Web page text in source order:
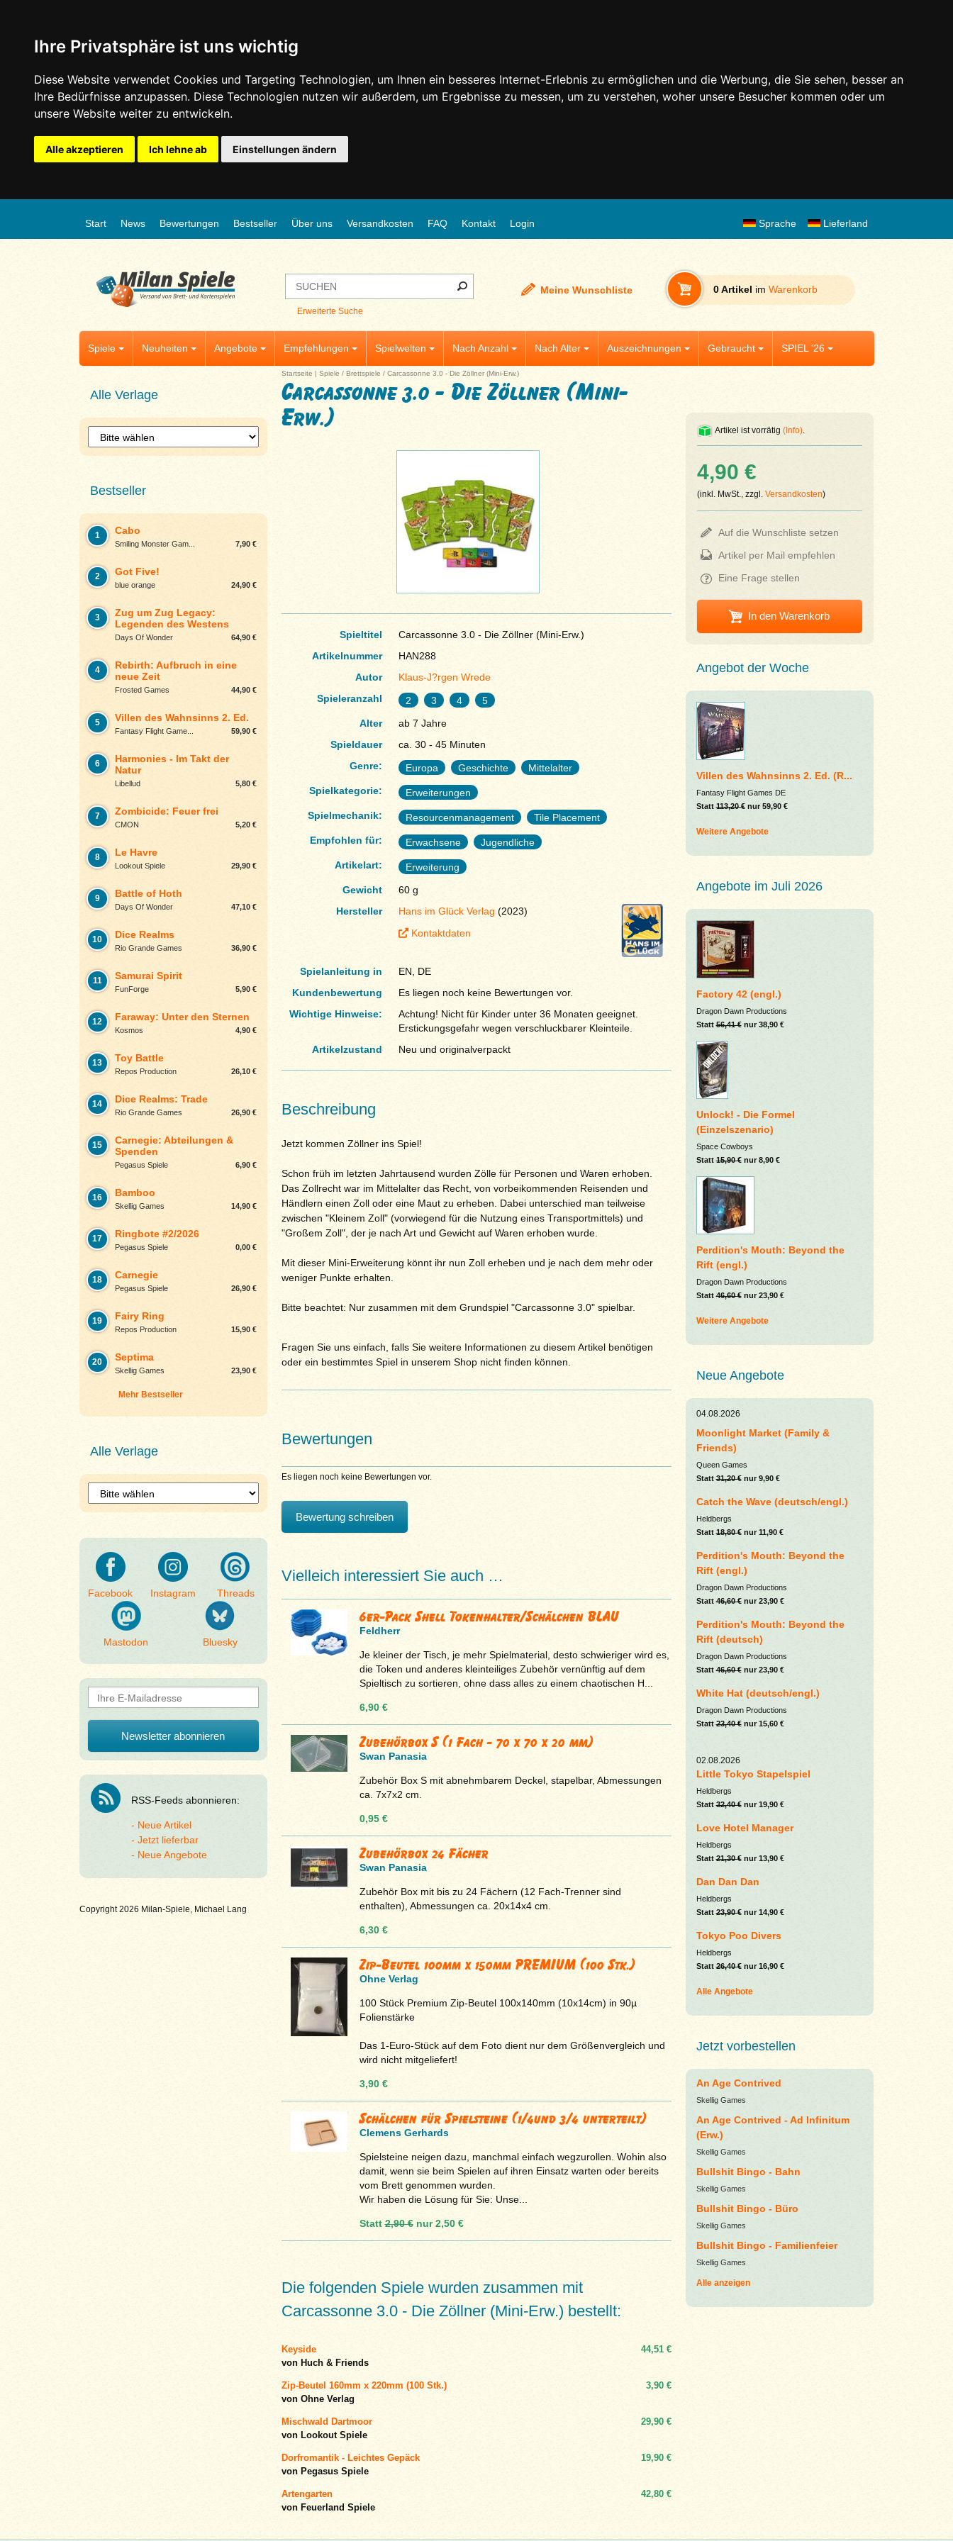
Ihre Privatsphäre ist uns wichtig
Diese Website verwendet Cookies und Targeting Technologien, um Ihnen ein besseres Internet-Erlebnis zu ermöglichen und die Werbung, die Sie sehen, besser an
Ihre Bedürfnisse anzupassen. Diese Technologien nutzen wir außerdem, um Ergebnisse zu messen, um zu verstehen, woher unsere Besucher kommen oder um
unsere Website weiter zu entwickeln.
Alle akzeptieren Ich lehne ab Einstellungen ändern
Start News Bewertungen Bestseller Über uns Versandkosten FAQ Kontakt Login Lieferland
Sprache
Erweiterte Suche
Meine Wunschliste 0 Artikel im Warenkorb
Spiele Neuheiten Angebote Empfehlungen Spielwelten Nach Anzahl Nach Alter Auszeichnungen Gebraucht SPIEL '26
Alle Verlage
Bestseller
1 Cabo
Smiling Monster Gam... 7,90 €
2 Got Five!
blue orange 24,90 €
3
Zug um Zug Legacy:
Legenden des Westens
Days Of Wonder 64,90 €
4
Rebirth: Aufbruch in eine
neue Zeit
Frosted Games 44,90 €
5 Villen des Wahnsinns 2. Ed.
Fantasy Flight Game... 59,90 €
6
Harmonies - Im Takt der
Natur
Libellud 5,80 €
7 Zombicide: Feuer frei
CMON 5,20 €
8 Le Havre
Lookout Spiele 29,90 €
9 Battle of Hoth
Days Of Wonder 47,10 €
10 Dice Realms
Rio Grande Games 36,90 €
11 Samurai Spirit
FunForge 5,90 €
12 Faraway: Unter den Sternen
Kosmos 4,90 €
13 Toy Battle
Repos Production 26,10 €
14 Dice Realms: Trade
Rio Grande Games 26,90 €
15
Carnegie: Abteilungen &
Spenden
Pegasus Spiele 6,90 €
16 Bamboo
Skellig Games 14,90 €
17 Ringbote #2/2026
Pegasus Spiele 0,00 €
18 Carnegie
Pegasus Spiele 26,90 €
19 Fairy Ring
Repos Production 15,90 €
20 Septima
Skellig Games 23,90 €
Mehr Bestseller
Alle Verlage
Facebook Instagram Threads
Mastodon Bluesky
RSS-Feeds abonnieren:
Neue Artikel
Jetzt lieferbar
Neue Angebote
Copyright 2026 Milan-Spiele, Michael Lang
Startseite | Spiele / Brettspiele / Carcassonne 3.0 - Die Zöllner (Mini-Erw.)
Carcassonne 3.0 - Die Zöllner (Mini-
Erw.)
Spieltitel
Carcassonne 3.0 - Die Zöllner (Mini-Erw.)
Artikelnummer
HAN288
Autor
Klaus-J?rgen Wrede
Spieleranzahl
2 3 4
5
Alter
ab 7 Jahre
Spieldauer
ca. 30 - 45 Minuten
Genre:
Europa Geschichte
Mittelalter
Spielkategorie:
Erweiterungen
Spielmechanik:
Resourcenmanagement
Tile Placement
Empfohlen für:
Erwachsene
Jugendliche
Artikelart:
Erweiterung
Gewicht
60 g
Hersteller
Hans im Glück Verlag (2023)
Kontaktdaten
Spielanleitung in
EN, DE
Kundenbewertung
Es liegen noch keine Bewertungen vor.
Wichtige Hinweise:
Achtung! Nicht für Kinder unter 36 Monaten geeignet.
Erstickungsgefahr wegen verschluckbarer Kleinteile.
Artikelzustand
Neu und originalverpackt
Beschreibung
Jetzt kommen Zöllner ins Spiel!
Schon früh im letzten Jahrtausend wurden Zölle für Personen und Waren erhoben.
Das Zollrecht war im Mittelalter das Recht, von vorbeikommenden Reisenden und
Händlern einen Zoll oder eine Maut zu erheben. Dabei unterschied man teilweise
zwischen "Kleinem Zoll" (vorwiegend für die Nutzung eines Transportmittels) und
"Großem Zoll", der je nach Art und Gewicht auf Waren erhoben wurde.
Mit dieser Mini-Erweiterung könnt ihr nun Zoll erheben und je nach dem mehr oder
weniger Punkte erhalten.
Bitte beachtet: Nur zusammen mit dem Grundspiel "Carcassonne 3.0" spielbar.
Fragen Sie uns einfach, falls Sie weitere Informationen zu diesem Artikel benötigen
oder ein bestimmtes Spiel in unserem Shop nicht finden können.
Bewertungen
Es liegen noch keine Bewertungen vor.
Bewertung schreiben
Vielleich interessiert Sie auch …
6er-Pack Shell Tokenhalter/Schälchen BLAU
Feldherr
Je kleiner der Tisch, je mehr Spielmaterial, desto schwieriger wird es,
die Token und anderes kleinteiliges Zubehör vernünftig auf dem
Spieltisch zu sortieren, ohne dass alles zu einem chaotischen H...
6,90 €
Zubehörbox S (1 Fach - 70 x 70 x 20 mm)
Swan Panasia
Zubehör Box S mit abnehmbarem Deckel, stapelbar, Abmessungen
ca. 7x7x2 cm.
0,95 €
Zubehörbox 24 Fächer
Swan Panasia
Zubehör Box mit bis zu 24 Fächern (12 Fach-Trenner sind
enthalten), Abmessungen ca. 20x14x4 cm.
6,30 €
Zip-Beutel 100mm x 150mm PREMIUM (100 Stk.)
Ohne Verlag
100 Stück Premium Zip-Beutel 100x140mm (10x14cm) in 90µ
Folienstärke
Das 1-Euro-Stück auf dem Foto dient nur dem Größenvergleich und
wird nicht mitgeliefert!
3,90 €
Schälchen für Spielsteine (1/4und 3/4 unterteilt)
Clemens Gerhards
Spielsteine neigen dazu, manchmal einfach wegzurollen. Wohin also
damit, wenn sie beim Spielen auf ihren Einsatz warten oder bereits
vom Brett genommen wurden.
Wir haben die Lösung für Sie: Unse...
Statt2,90 €nur2,50 €
Die folgenden Spiele wurden zusammen mit
Carcassonne 3.0 - Die Zöllner (Mini-Erw.) bestellt:
Keyside
von Huch & Friends
44,51 €
Zip-Beutel 160mm x 220mm (100 Stk.)
von Ohne Verlag
3,90 €
Mischwald Dartmoor
von Lookout Spiele
29,90 €
Dorfromantik - Leichtes Gepäck
von Pegasus Spiele
19,90 €
Artengarten
von Feuerland Spiele
42,80 €
Artikel ist vorrätig (Info).
4,90 €
(inkl. MwSt., zzgl. Versandkosten)
Auf die Wunschliste setzen
Artikel per Mail empfehlen
Eine Frage stellen
In den Warenkorb
Angebot der Woche
Villen des Wahnsinns 2. Ed. (R...
Fantasy Flight Games DE
Statt113,20 €nur 59,90 €
Weitere Angebote
Angebote im Juli 2026
Factory 42 (engl.)
Dragon Dawn Productions
Statt56,41 €nur 38,90 €
Unlock! - Die Formel
(Einzelszenario)
Space Cowboys
Statt15,90 €nur 8,90 €
Perdition's Mouth: Beyond the
Rift (engl.)
Dragon Dawn Productions
Statt46,60 €nur 23,90 €
Weitere Angebote
Neue Angebote
04.08.2026
Moonlight Market (Family &
Friends)
Queen Games
Statt31,20 €nur 9,90 €
Catch the Wave (deutsch/engl.)
Heldbergs
Statt18,80 €nur 11,90 €
Perdition's Mouth: Beyond the
Rift (engl.)
Dragon Dawn Productions
Statt46,60 €nur 23,90 €
Perdition's Mouth: Beyond the
Rift (deutsch)
Dragon Dawn Productions
Statt46,60 €nur 23,90 €
White Hat (deutsch/engl.)
Dragon Dawn Productions
Statt23,40 €nur 15,60 €
02.08.2026
Little Tokyo Stapelspiel
Heldbergs
Statt32,40 €nur 19,90 €
Love Hotel Manager
Heldbergs
Statt21,30 €nur 13,90 €
Dan Dan Dan
Heldbergs
Statt23,90 €nur 14,90 €
Tokyo Poo Divers
Heldbergs
Statt26,40 €nur 16,90 €
Alle Angebote
Jetzt vorbestellen
An Age Contrived
Skellig Games
An Age Contrived - Ad Infinitum
(Erw.)
Skellig Games
Bullshit Bingo - Bahn
Skellig Games
Bullshit Bingo - Büro
Skellig Games
Bullshit Bingo - Familienfeier
Skellig Games
Alle anzeigen